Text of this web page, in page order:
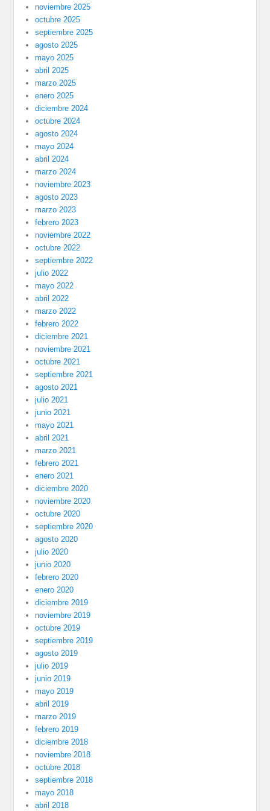
noviembre 2025
octubre 2025
septiembre 2025
agosto 2025
mayo 2025
abril 2025
marzo 2025
enero 2025
diciembre 2024
octubre 2024
agosto 2024
mayo 2024
abril 2024
marzo 2024
noviembre 2023
agosto 2023
marzo 2023
febrero 2023
noviembre 2022
octubre 2022
septiembre 2022
julio 2022
mayo 2022
abril 2022
marzo 2022
febrero 2022
diciembre 2021
noviembre 2021
octubre 2021
septiembre 2021
agosto 2021
julio 2021
junio 2021
mayo 2021
abril 2021
marzo 2021
febrero 2021
enero 2021
diciembre 2020
noviembre 2020
octubre 2020
septiembre 2020
agosto 2020
julio 2020
junio 2020
febrero 2020
enero 2020
diciembre 2019
noviembre 2019
octubre 2019
septiembre 2019
agosto 2019
julio 2019
junio 2019
mayo 2019
abril 2019
marzo 2019
febrero 2019
diciembre 2018
noviembre 2018
octubre 2018
septiembre 2018
mayo 2018
abril 2018